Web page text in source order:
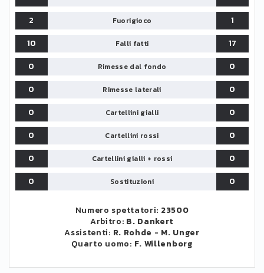
2
Fuorigioco
1
10
Falli fatti
17
0
Rimesse dal fondo
0
0
Rimesse laterali
0
0
Cartellini gialli
0
0
Cartellini rossi
0
0
Cartellini gialli + rossi
0
0
Sostituzioni 0
Numero spettatori: 23500
Arbitro: B. Dankert
Assistenti: R. Rohde - M. Unger
Quarto uomo: F. Willenborg